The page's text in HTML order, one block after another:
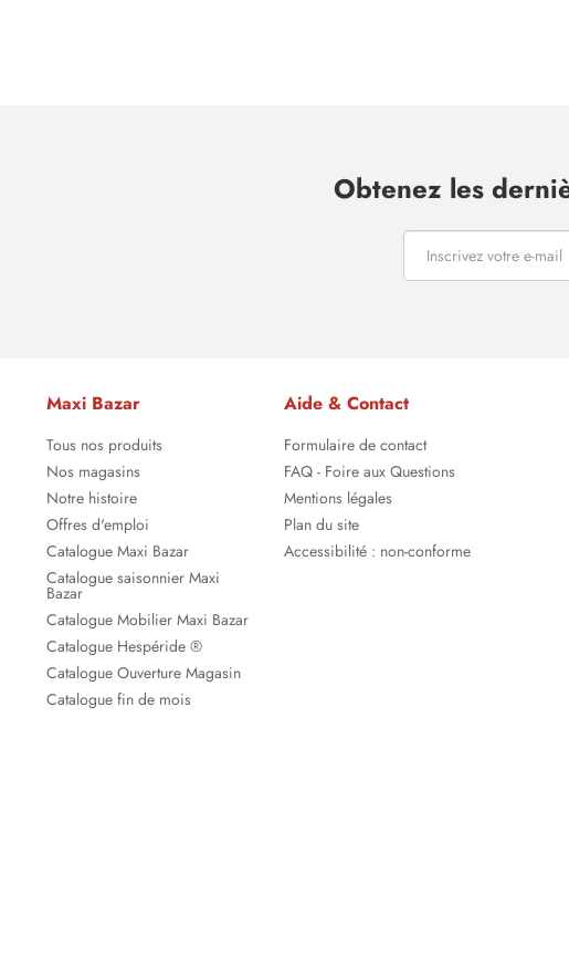
Obtenez les
Maxi Bazar
Tous nos produits
Nos magasins
Notre histoire
Offres d'emploi
Catalogue Maxi Bazar
Catalogue saisonnier Maxi
Bazar
Catalogue Mobilier Maxi Bazar
Catalogue Hespéride ®
Catalogue Ouverture Magasin
Catalogue fin de mois
Aide & Contact
Formulaire de contact
FAQ - Foire aux Questions
Mentions légales
Plan du site
Accessibilité : non-conforme